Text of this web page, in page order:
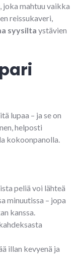
joka mahtuu vaikka
reissukaveri,
syysilta ystävien
lupaa – ja se on
helposti
kokoonpanolla.
peliä voi lähteä
minuutissa – jopa
kanssa.
illan kevyenä ja